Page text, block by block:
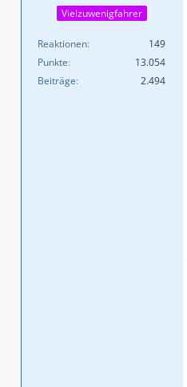
Vielzuwenigfahrer
Reaktionen
149
Punkte
13.054
Beiträge
2.494